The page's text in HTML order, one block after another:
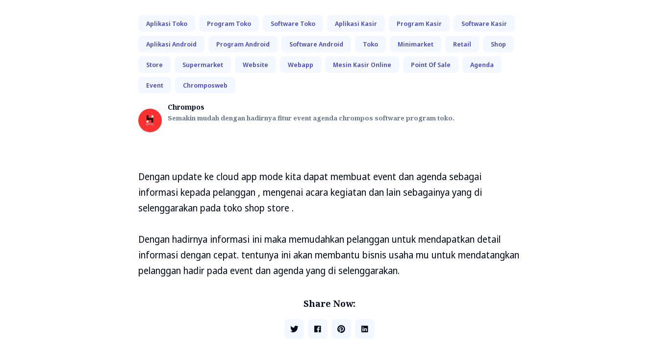
Aplikasi Toko Program Toko Software Toko Aplikasi Kasir Program Kasir Software Kasir
Aplikasi Android Program Android Software Android Toko Minimarket Retail Shop
Store Supermarket Website Webapp Mesin Kasir Online Point Of Sale Agenda
Event Chromposweb
Chrompos
Semakin mudah dengan hadirnya fitur event agenda chrompos software program toko.
Dengan update ke cloud app mode kita dapat membuat event dan agenda sebagai
informasi kepada pelanggan , mengenai acara kegiatan dan lain sebagainya yang di
selenggarakan pada toko shop store .
Dengan hadirnya informasi ini maka memudahkan pelanggan untuk mendapatkan detail
informasi dengan cepat. tentunya ini akan membantu bisnis usaha mu untuk mendatangkan
pelanggan hadir pada event dan agenda yang di selenggarakan.
Share Now: